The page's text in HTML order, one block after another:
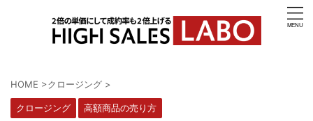
HOME >クロージング >
クロージング 高額商品の売り方